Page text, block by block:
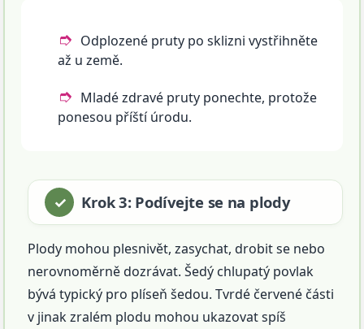
Odplozené pruty po sklizni vystřihněte
až u země.
Mladé zdravé pruty ponechte, protože
ponesou příští úrodu.
Krok 3: Podívejte se na plody
Plody mohou plesnivět, zasychat, drobit se nebo
nerovnoměrně dozrávat. Šedý chlupatý povlak
bývá typický pro plíseň šedou. Tvrdé červené části
v jinak zralém plodu mohou ukazovat spíš